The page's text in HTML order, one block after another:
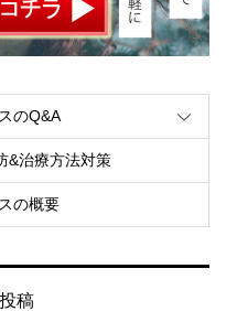
のQ&A
&治療方法対策
の概要
稿